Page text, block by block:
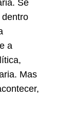
Se
dentro
a
Mas